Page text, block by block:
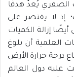
الصفري يُعدّ هدفًا
إذ لا يقتصر على
إزالة الكميات
العلمية أن بلوغ
درجة حرارة الأرض
عليه دول العالم